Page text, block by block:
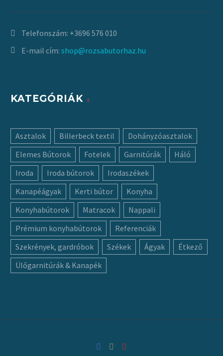
Telefonszám: +3696 576 010
E-mail cím: shop@rozsabutorhaz.hu
KATEGÓRIÁK
Asztalok Billerbeck textil
Dohányzóasztalok
Elemes Bútorok
Fotelek Garnitúrák
Háló
Iroda
Iroda bútorok
Irodaszékek
Kanapéágyak
Kerti bútor
Konyha
Konyhabútorok
Matracok
Nappali
Prémium konyhabútorok
Referenciák
Szekrények, gardróbok
Székek Ágyak
Étkező
Ülőgarnitúrák & Kanapék